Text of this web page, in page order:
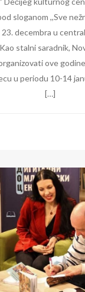
sloganom ,,Sve
decembra u
stalni saradnik,
ove
u periodu 10-14
[…]